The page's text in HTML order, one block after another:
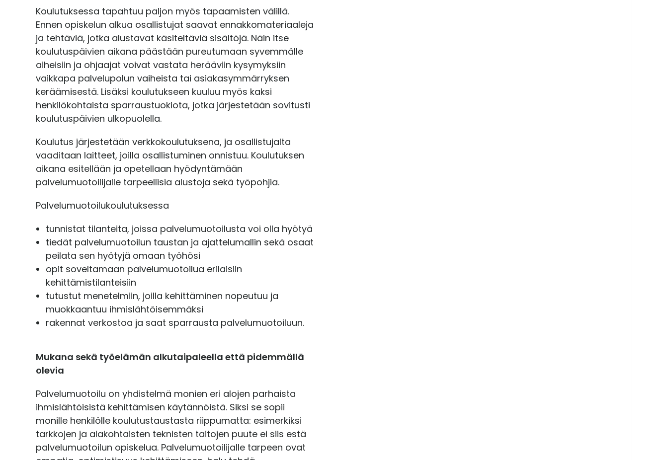
n
t
a
Koulutuksessa tapahtuu paljon myös tapaamisten välillä.
Ennen opiskelun alkua osallistujat saavat ennakkomateriaaleja
ja tehtäviä, jotka alustavat käsiteltäviä sisältöjä. Näin itse
koulutuspäivien aikana päästään pureutumaan syvemmälle
aiheisiin ja ohjaajat voivat vastata herääviin kysymyksiin
vaikkapa palvelupolun vaiheista tai asiakasymmärryksen
keräämisestä. Lisäksi koulutukseen kuuluu myös kaksi
henkilökohtaista sparraustuokiota, jotka järjestetään sovitusti
koulutuspäivien ulkopuolella.
Koulutus järjestetään verkkokoulutuksena, ja osallistujalta
vaaditaan laitteet, joilla osallistuminen onnistuu. Koulutuksen
aikana esitellään ja opetellaan hyödyntämään
palvelumuotoilijalle tarpeellisia alustoja sekä työpohjia.
Palvelumuotoilukoulutuksessa
tunnistat tilanteita, joissa palvelumuotoilusta voi olla hyötyä
tiedät palvelumuotoilun taustan ja ajattelumallin sekä osaat
peilata sen hyötyjä omaan työhösi
opit soveltamaan palvelumuotoilua erilaisiin
kehittämistilanteisiin
tutustut menetelmiin, joilla kehittäminen nopeutuu ja
muokkaantuu ihmislähtöisemmäksi
rakennat verkostoa ja saat sparrausta palvelumuotoiluun.
Mukana sekä työelämän alkutaipaleella että pidemmällä
olevia
Palvelumuotoilu on yhdistelmä monien eri alojen parhaista
ihmislähtöisistä kehittämisen käytännöistä. Siksi se sopii
monille henkilölle koulutustaustasta riippumatta: esimerkiksi
tarkkojen ja alakohtaisten teknisten taitojen puute ei siis estä
palvelumuotoilun opiskelua. Palvelumuotoilijalle tarpeen ovat